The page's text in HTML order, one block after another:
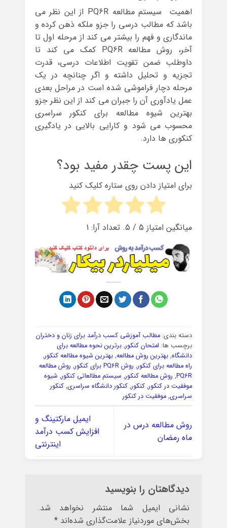
اهمیت سیستم مطالعه PQ6R از این نظر می
باشد که مطالب درسی را جزو ملکه ذهن کرده و
ماندگاری و فهم را بیشتر می کند از مرحله اول تا
آخر، روش مطالعه PQ6R کمک می کند تا
داوطلب ضمن تقویت اطلاعات درسی، قدرت
تجزیه و تحلیل داشته و اگر چنانچه در یک
مرحله دچار فراموشی شده است در مراحل بعدی
عمل یادآوری آن را جبران می کند از این نظر جزو
بهترین شیوه مطالعه برای کنکور سراسری
محسوب می شود و کارایی بالایی در یادگیری
کنکوری ها دارد.
این پست چقدر مفید بود؟
برای امتیاز دادن روی ستاره کلیک کنید
میانگین امتیاز 5/ ۵. تعداد آرا: 1
دسته بندی: مطالب آموزشی کسب درآمد برای زنان و دختران
برچسب ها: امتحان کنکور, برترین نحوه مطالعه برای
دانشگاه, بهترین روش مطالعه, بهترین شیوه مطالعه کنکور,
راه مطالعه برای کنکور, روش PQ6R برای کنکور , روش مطالعه
PQ6R
, روش مطالعه کنکور, سیستم مطالعاتی کنکور, شیوه
موفقیت در کنکور, کنکور, کنکور دانشگاه سراسری, کنکور
سراسری, موفقیت در کنکور
روش مطالعه درس در
ماه رمضان
ایمیل مارکتینگ و
افزایش کسب درآمد
اینترنتی
دیدگاهتان را بنویسید
نشانی ایمیل شما منتشر نخواهد شد.
بخش‌های موردنیاز علامت‌گذاری شده‌اند *